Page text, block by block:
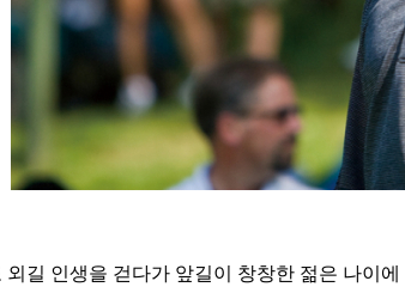
길 인생을 걷다가 앞길이 창창한 젊은 나이